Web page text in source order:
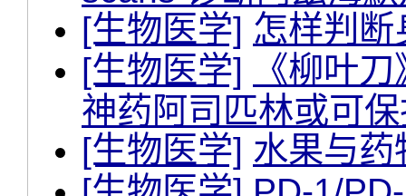
[生物医学] 怎样判
[生物医学]
《柳叶
神药阿司匹林或可
[生物医学] 水果与药